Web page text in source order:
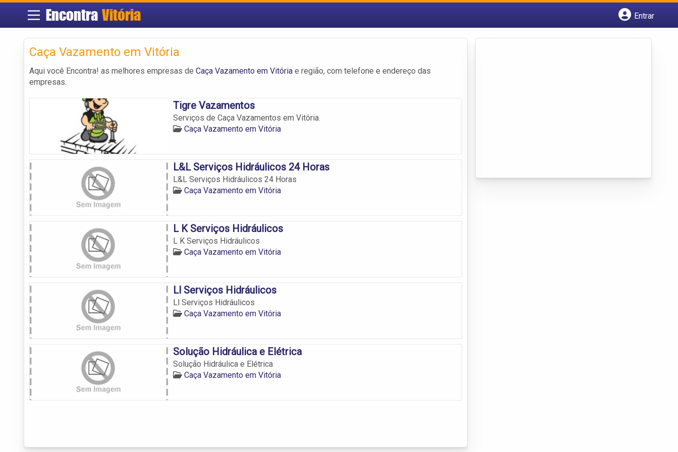
Encontra Vitória
Entrar
Caça Vazamento em Vitória
Aqui você Encontra! as melhores empresas de Caça Vazamento em Vitória e região, com telefone e endereço das
empresas.
Tigre Vazamentos
Serviços de Caça Vazamentos em Vitória.
Caça Vazamento em Vitória
L&L Serviços Hidráulicos 24 Horas
L&L Serviços Hidráulicos 24 Horas
Caça Vazamento em Vitória
L K Serviços Hidráulicos
L K Serviços Hidráulicos
Caça Vazamento em Vitória
Ll Serviços Hidráulicos
Ll Serviços Hidráulicos
Caça Vazamento em Vitória
Solução Hidráulica e Elétrica
Solução Hidráulica e Elétrica
Caça Vazamento em Vitória